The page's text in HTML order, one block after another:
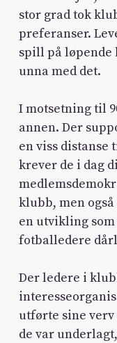
stor grad tok
preferanser.
spill på løpende
unna med det.
I motsetning til
annen. Der
en viss distanse
krever de i dag
klubb, men
en utvikling
fotballedere
Der ledere i
utførte sine
de var